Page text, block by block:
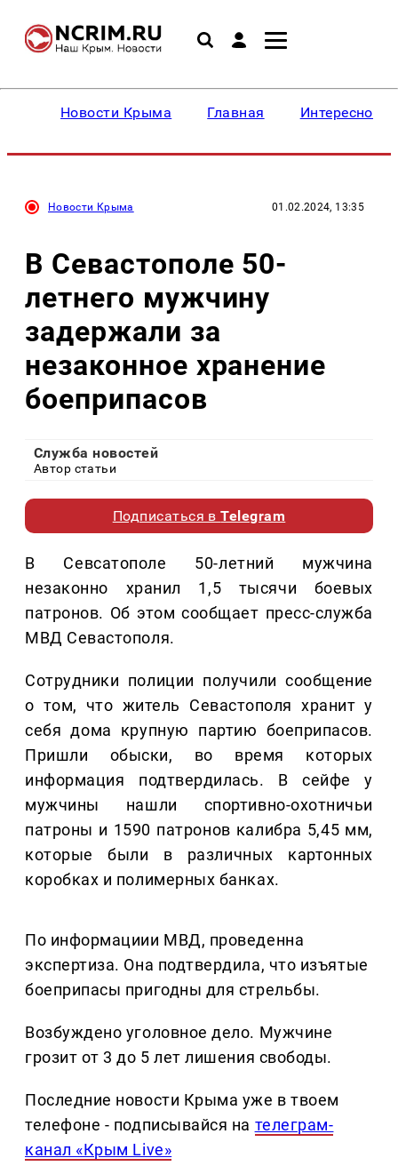
Новости Крыма Главная Интересное
Новости Крыма 01.02.2024, 13:35
В Севастополе 50-
летнего мужчину
задержали за
незаконное хранение
боеприпасов
Служба новостей
Автор статьи
Подписаться вTelegram
В Севсатополе 50-летний мужчина
незаконно хранил 1,5 тысячи боевых
патронов. Об этом сообщает пресс-служба
МВД Севастополя.
Сотрудники полиции получили сообщение
о том, что житель Севастополя хранит у
себя дома крупную партию боеприпасов.
Пришли обыски, во время которых
информация подтвердилась. В сейфе у
мужчины нашли спортивно-охотничьи
патроны и 1590 патронов калибра 5,45 мм,
которые были в различных картонных
коробках и полимерных банках.
По информациии МВД, проведенна
экспертиза. Она подтвердила, что изъятые
боеприпасы пригодны для стрельбы.
Возбуждено уголовное дело. Мужчине
грозит от 3 до 5 лет лишения свободы.
Последние новости Крыма уже в твоем
телефоне - подписывайся на телеграм-
канал «Крым Live»